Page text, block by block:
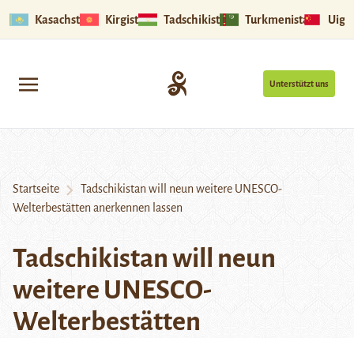
Kasachstan Kirgistan Tadschikistan Turkmenistan
Unterstützt uns
Startseite
Tadschikistan will neun weitere UNESCO-
Welterbestätten anerkennen lassen
Tadschikistan will neun
weitere UNESCO-
Welterbestätten